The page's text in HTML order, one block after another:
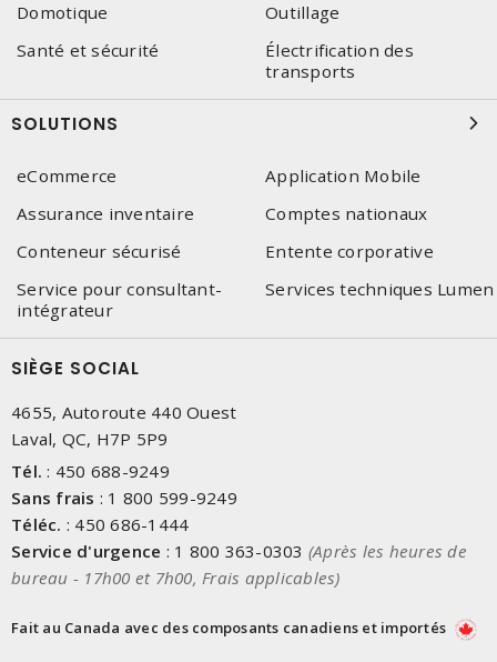
Domotique
Outillage
Santé et sécurité
Électrification des
transports
SOLUTIONS
eCommerce
Application Mobile
Assurance inventaire
Comptes nationaux
Conteneur sécurisé
Entente corporative
Service pour consultant-
intégrateur
Services techniques Lumen
SIÈGE SOCIAL
4655, Autoroute 440 Ouest
Laval, QC, H7P 5P9
Tél. : 450 688-9249
Sans frais : 1 800 599-9249
Téléc. : 450 686-1444
Service d'urgence : 1 800 363-0303 (Après les heures de
bureau - 17h00 et 7h00, Frais applicables)
Fait au Canada avec des composants canadiens et importés